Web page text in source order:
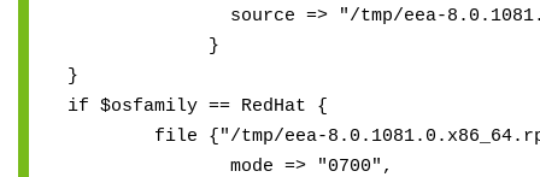
source => "/tmp/eea-
}
}
if $osfamily == RedHat {
file {"/tmp/eea-
mode => "0700",